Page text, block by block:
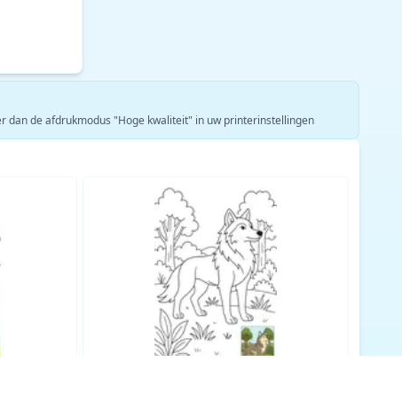
dan de afdrukmodus "Hoge kwaliteit" in uw printerinstellingen